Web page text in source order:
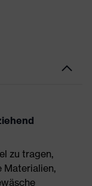
zu tragen,
Materialien,